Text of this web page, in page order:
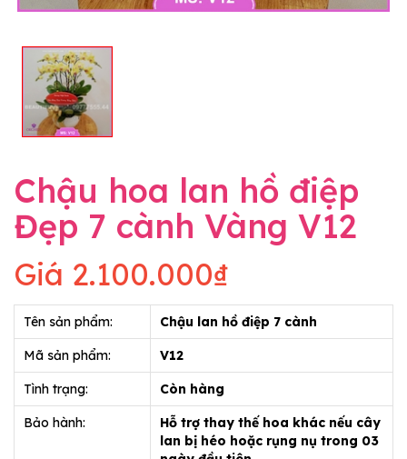
Chậu hoa lan hồ điệp
Đẹp 7 cành Vàng V12
Giá 2.100.000₫
Tên sản phẩm: Chậu lan hồ điệp 7 cành
Mã sản phẩm: V12
Tình trạng: Còn hàng
Bảo hành:
Hỗ trợ thay thế hoa khác nếu cây
lan bị héo hoặc rụng nụ trong 03